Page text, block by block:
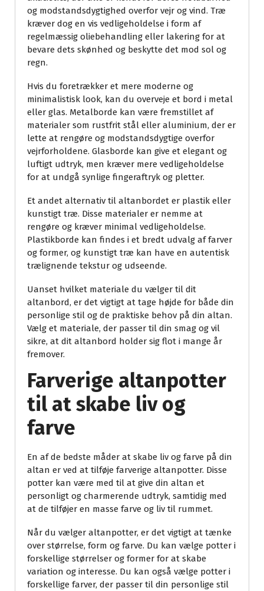
og modstandsdygtighed overfor vejr og vind. Træ
kræver dog en vis vedligeholdelse i form af
regelmæssig oliebehandling eller lakering for at
bevare dets skønhed og beskytte det mod sol og
regn.
Hvis du foretrækker et mere moderne og
minimalistisk look, kan du overveje et bord i metal
eller glas. Metalborde kan være fremstillet af
materialer som rustfrit stål eller aluminium, der er
lette at rengøre og modstandsdygtige overfor
vejrforholdene. Glasborde kan give et elegant og
luftigt udtryk, men kræver mere vedligeholdelse
for at undgå synlige fingeraftryk og pletter.
Et andet alternativ til altanbordet er plastik eller
kunstigt træ. Disse materialer er nemme at
rengøre og kræver minimal vedligeholdelse.
Plastikborde kan findes i et bredt udvalg af farver
og former, og kunstigt træ kan have en autentisk
trælignende tekstur og udseende.
Uanset hvilket materiale du vælger til dit
altanbord, er det vigtigt at tage højde for både din
personlige stil og de praktiske behov på din altan.
Vælg et materiale, der passer til din smag og vil
sikre, at dit altanbord holder sig flot i mange år
fremover.
Farverige altanpotter
til at skabe liv og
farve
En af de bedste måder at skabe liv og farve på din
altan er ved at tilføje farverige altanpotter. Disse
potter kan være med til at give din altan et
personligt og charmerende udtryk, samtidig med
at de tilføjer en masse farve og liv til rummet.
Når du vælger altanpotter, er det vigtigt at tænke
over størrelse, form og farve. Du kan vælge potter i
forskellige størrelser og former for at skabe
variation og interesse. Du kan også vælge potter i
forskellige farver, der passer til din personlige stil